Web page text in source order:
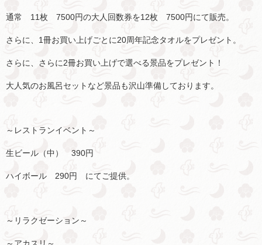
通常 11枚 7500円の大人回数券を12枚 7500円にて販売。
さらに、1冊お買い上げごとに20周年記念タオルをプレゼント。
さらに、さらに2冊お買い上げで選べる景品をプレゼント！
大人気のお風呂セットなど景品も沢山準備しております。
～レストランイベント～
生ビール（中） 390円
ハイボール 290円 にてご提供。
～リラクゼーション～